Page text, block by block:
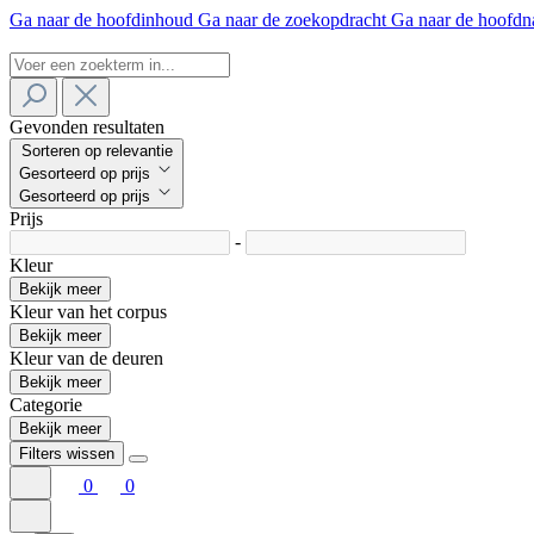
Ga naar de hoofdinhoud Ga naar de zoekopdracht Ga naar de
Gevonden resultaten
Sorteren op relevantie
Gesorteerd op prijs
Gesorteerd op prijs
Prijs
-
Kleur
Bekijk meer
Kleur van het corpus
Bekijk meer
Kleur van de deuren
Bekijk meer
Categorie
Bekijk meer
Filters wissen
0 0